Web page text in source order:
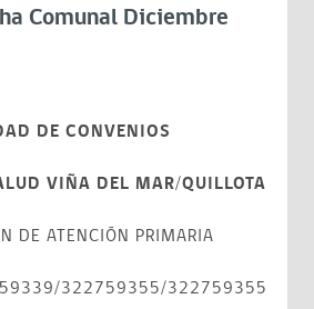
Comunal Diciembre
DE CONVENIOS
VIÑA DEL MAR/QUILLOTA
DE ATENCIÓN PRIMARIA
322759355/322759355